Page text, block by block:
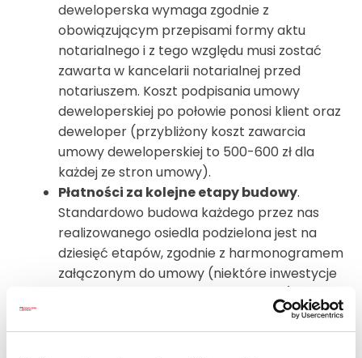
deweloperska wymaga zgodnie z
obowiązującym przepisami formy aktu
notarialnego i z tego względu musi zostać
zawarta w kancelarii notarialnej przed
notariuszem. Koszt podpisania umowy
deweloperskiej po połowie ponosi klient oraz
deweloper (przybliżony koszt zawarcia
umowy deweloperskiej to 500-600 zł dla
każdej ze stron umowy).
Płatności za kolejne etapy budowy.
Standardowo budowa każdego przez nas
realizowanego osiedla podzielona jest na
dziesięć etapów, zgodnie z harmonogramem
załączonym do umowy (niektóre inwestycje
zakończeniu każdego z nich, Klient w
przeciągu 14 dni od otrzymania faktury za